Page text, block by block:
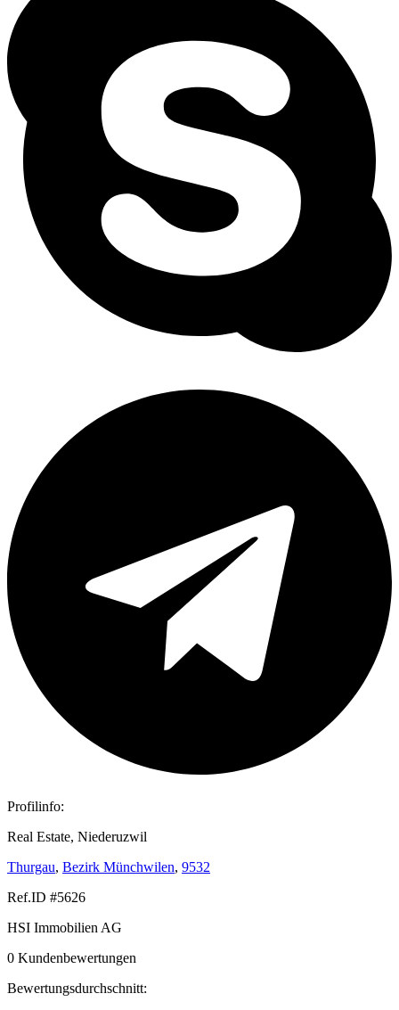
Profilinfo:
Real Estate, Niederuzwil
Thurgau, Bezirk Münchwilen, 9532
Ref.ID #5626
HSI Immobilien AG
0 Kundenbewertungen
Bewertungsdurchschnitt: